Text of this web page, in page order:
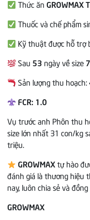
Thức ănGROWMAX
Thuốc và chế phẩm
Kỹ thuật được hỗ trợ
Sau 53 ngày về size
Sản lượng thu hoạch:
FCR: 1.0
Vụ trước anh Phôn thu
size lớn nhất 31 con/kg
triệu.
GROWMAXtự hào
đánh giá là thương hiệu
nay, luôn chia sẻ và
GROWMAX